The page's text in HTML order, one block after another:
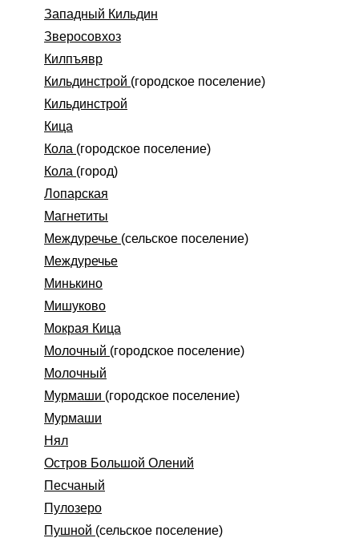
Западный Кильдин
Зверосовхоз
Килпъявр
Кильдинстрой (городское поселение)
Кильдинстрой
Кица
Кола (городское поселение)
Кола (город)
Лопарская
Магнетиты
Междуречье (сельское поселение)
Междуречье
Минькино
Мишуково
Мокрая Кица
Молочный (городское поселение)
Молочный
Мурмаши (городское поселение)
Мурмаши
Нял
Остров Большой Олений
Песчаный
Пулозеро
Пушной (сельское поселение)